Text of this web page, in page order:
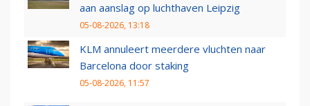
aan aanslag op luchthaven Leipzig
05-08-2026, 13:18
KLM annuleert meerdere vluchten naar
Barcelona door staking
05-08-2026, 11:57